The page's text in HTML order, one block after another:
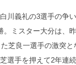
川義礼の3選手の争
。ミスター大分は、
芝良一選手の激突
選手を押えて2年連